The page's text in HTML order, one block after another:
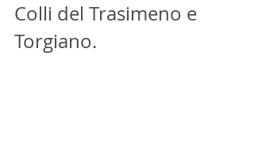
Colli del Trasimeno e
Torgiano.